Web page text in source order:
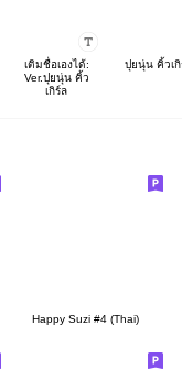
เติมชื่อเองได้:
Ver.ปุยนุ่น คิ้ว
เกิร์ล
ปุยนุ่น คิ้วเกิ
Happy Suzi #4 (Thai)